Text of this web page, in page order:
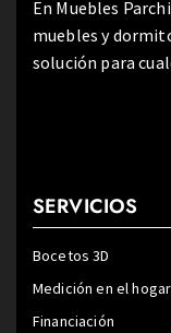
En Muebles
muebles y
solución para
SERVICIOS
Bocetos 3D
Medición en el hogar
Financiación